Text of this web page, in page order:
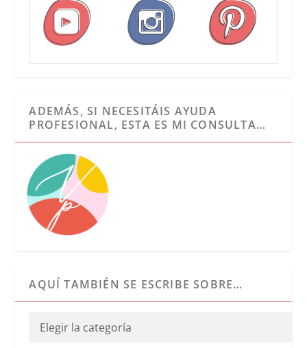
ADEMÁS, SI NECESITÁIS AYUDA
PROFESIONAL, ESTA ES MI CONSULTA…
AQUÍ TAMBIÉN SE ESCRIBE SOBRE…